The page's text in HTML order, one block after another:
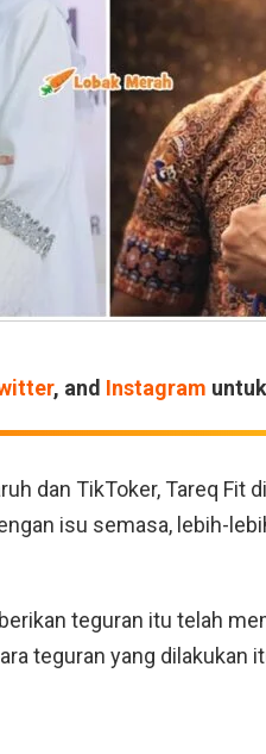
, and Instagram
dan TikToker, Tareq Fit
isu semasa, lebih-
teguran itu telah
teguran yang dilakukan